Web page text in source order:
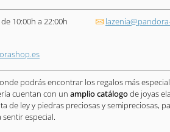
10:00h a 22:00h
podrás encontrar los regalos más
cuentan con un amplio catálogode joyas
de ley y piedras preciosas y semipreciosas,
especial.